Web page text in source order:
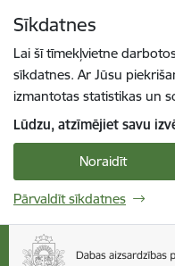
Sīkdatnes
Lai šī tīmekļvietne
sīkdatnes. Ar Jūsu
izmantotas statistikas un
Lūdzu, atzīmējiet savu
Noraidīt
Pārvaldīt sīkdatnes